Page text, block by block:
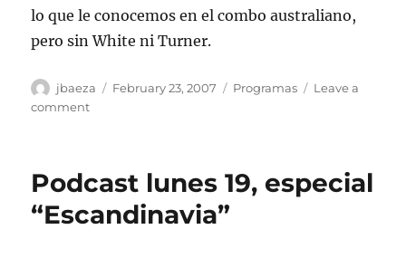
lo que le conocemos en el combo australiano,
pero sin White ni Turner.
Author
jbaeza
Posted
February 23, 2007 Categories
Programas
Leave a
commenton
26
feb.
Podcast lunes 19, especial
“Escandinavia”